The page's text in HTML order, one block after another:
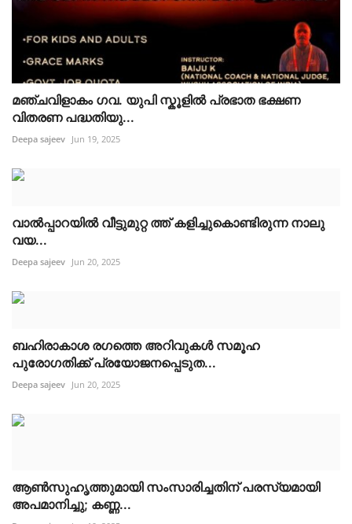
മഞ്ചവിളാകം ഗവ. യുപി സ്കൂളിൽ പ്രഭാത ഭക്ഷണ
വിതരണ പദ്ധതിയു...
Deepa sajeev Jun 19, 2025
വാൽപ്പാറയിൽ വീട്ടുമുറ്റ ത്ത് കളിച്ചുകൊണ്ടിരുന്ന നാലു
വയ...
Deepa sajeev Jun 20, 2025
ബഹിരാകാശ രഗത്തെ അറിവുകൾ സമൂഹ
പുരോഗതിക്ക് പ്രയോജനപ്പെടുത...
Deepa sajeev Jun 20, 2025
ആൺസുഹൃത്തുമായി സംസാരിച്ചതിന് പരസ്യമായി
അപമാനിച്ചു; കണ്ണ...